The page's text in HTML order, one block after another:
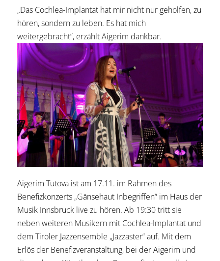
„Das Cochlea-Implantat hat mir nicht nur geholfen, zu
hören, sondern zu leben. Es hat mich
weitergebracht“, erzählt Aigerim dankbar.
Aigerim Tutova ist am 17.11. im Rahmen des
Benefizkonzerts „Gänsehaut Inbegriffen“ im Haus der
Musik Innsbruck live zu hören. Ab 19:30 tritt sie
neben weiteren Musikern mit Cochlea-Implantat und
dem Tiroler Jazzensemble „Jazzaster“ auf. Mit dem
Erlös der Benefizveranstaltung, bei der Aigerim und